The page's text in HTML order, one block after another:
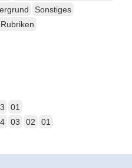
Sonstiges
01
03 02
01